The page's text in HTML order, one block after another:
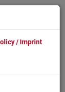
/ Imprint